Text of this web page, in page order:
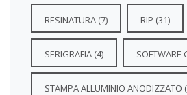
RESINATURA (7) RIP (31)
SERIGRAFIA (4) SOFTWARE
STAMPA ALLUMINIO ANODIZZATO